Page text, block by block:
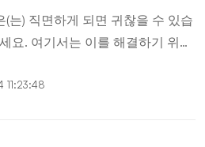
) 직면하게 되면 귀찮을 수 있습
요. 여기서는 이를 해결하기 위한